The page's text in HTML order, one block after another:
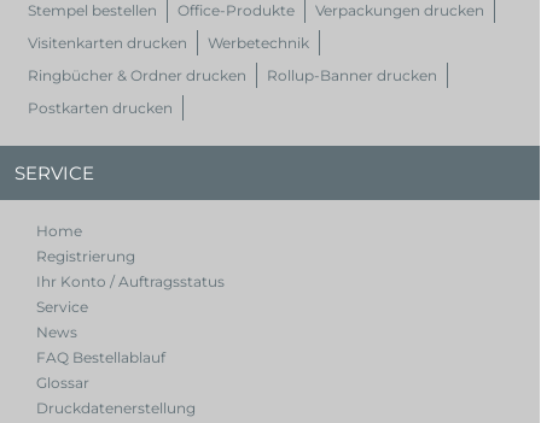
Stempel bestellen
Office-Produkte
Verpackungen drucken
Visitenkarten drucken
Werbetechnik
Ringbücher & Ordner drucken
Rollup-Banner drucken
Postkarten drucken
SERVICE
Home
Registrierung
Ihr Konto / Auftragsstatus
Service
News
FAQ Bestellablauf
Glossar
Druckdatenerstellung